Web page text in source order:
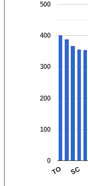
TO SC
0
100
200
300
400
500